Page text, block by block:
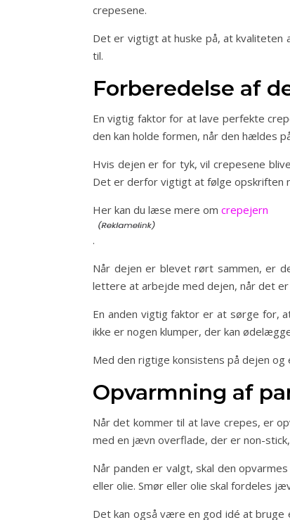
crepesene.
Det er vigtigt at huske på, at kvaliteten
til.
Forberedelse af
En vigtig faktor for at lave perfekte
den kan holde formen, når den hældes
Hvis dejen er for tyk, vil crepesene
Det er derfor vigtigt at følge opskriften
Her kan du læse mere om crepejern
.
Når dejen er blevet rørt sammen, er
lettere at arbejde med dejen, når det
En anden vigtig faktor er at sørge for,
ikke er nogen klumper, der kan
Med den rigtige konsistens på dejen
Opvarmning af
Når det kommer til at lave crepes, er
med en jævn overflade, der er non-
Når panden er valgt, skal den
eller olie. Smør eller olie skal fordeles
Det kan også være en god idé at